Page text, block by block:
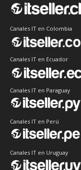
Canales IT en Colombia
Canales IT en Ecuador
Canales IT en Paraguay
Canales IT en Perú
Canales IT en Uruguay